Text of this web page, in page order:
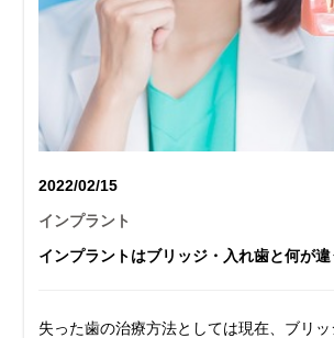
2022/02/15
インプラント
インプラントはブリッジ・入れ歯と何が違
失った歯の治療方法としては現在、ブリ